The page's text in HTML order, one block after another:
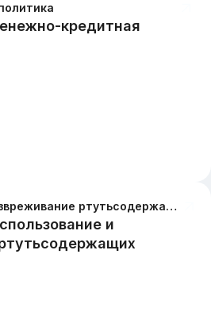
Использование и обезвреживание ртутьсодержащих отходов